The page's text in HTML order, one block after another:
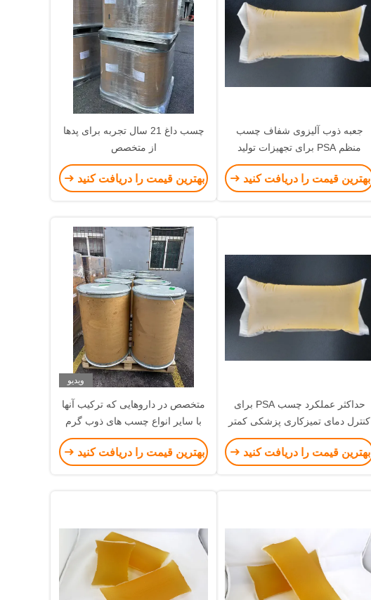
جعبه ذوب آلیزوی شفاف چسب
منظم PSA برای تجهیزات تولید
پیشرفته
بهترین قیمت را دریافت کنید
چسب داغ 21 سال تجربه برای پدها
از متخصص
بهترین قیمت را دریافت کنید
حداکثر عملکرد چسب PSA برای
کنترل دمای تمیزکاری پزشکی کمتر
از 150°C
بهترین قیمت را دریافت کنید
ویدیو
متخصص در داروهایی که ترکیب آنها
با سایر انواع چسب های ذوب گرم
PSA قابل قبول نیست
بهترین قیمت را دریافت کنید